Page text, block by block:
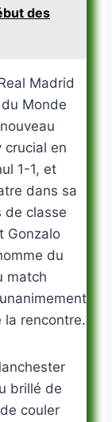
des
Madrid
Monde
crucial en
1-1, et
dans sa
de classe
Gonzalo
du
match
la rencontre.
brillé de
couler